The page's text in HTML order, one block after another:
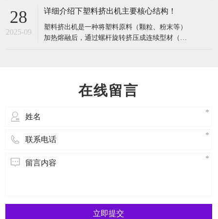
有特定形状的连续制品。以下是详细工作流程：​
（如硅胶、TPU、PVC 等）进行预处理：吸湿性
材料（如 TPU、尼龙软胶）需提前烘
28
2025-09
详细介绍下塑料挤出机主要核心结构！
塑料挤出机是一种将塑料原料（颗粒、粉末等）
加热熔融后，通过螺杆旋转挤压成连续型材（如
（从料斗到机筒），不加热或低温加热，防止原
在线留言
立即提交